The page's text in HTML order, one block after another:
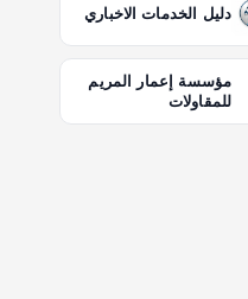
دليل الخدمات الاخباري
مؤسسة إعمار المريم
للمقاولات